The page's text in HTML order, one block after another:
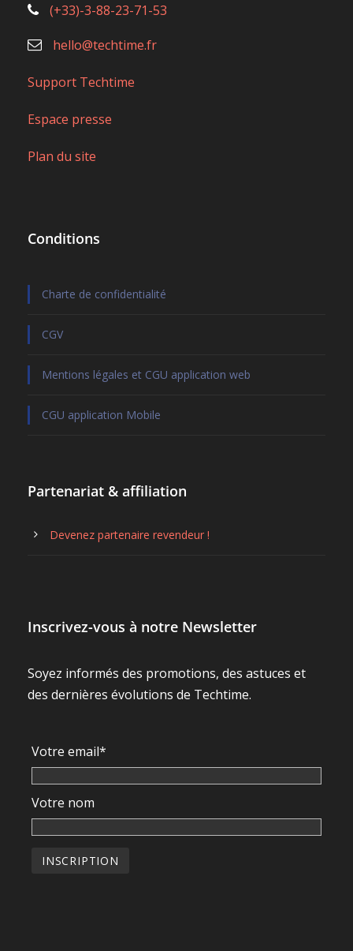
(+33)-3-88-23-71-53
hello@techtime.fr
Support Techtime
Espace presse
Plan du site
Conditions
Charte de confidentialité
CGV
Mentions légales et CGU application web
CGU application Mobile
Partenariat & affiliation
Devenez partenaire revendeur !
Inscrivez-vous à notre Newsletter
Soyez informés des promotions, des astuces et
des dernières évolutions de Techtime.
Votre email*
Votre nom